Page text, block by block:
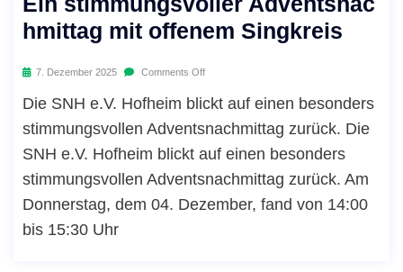
hmittag mit offenem Singkreis
7. Dezember 2025 Comments Off
Die SNH e.V. Hofheim blickt auf einen besonders
stimmungsvollen Adventsnachmittag zurück. Die
SNH e.V. Hofheim blickt auf einen besonders
stimmungsvollen Adventsnachmittag zurück. Am
Donnerstag, dem 04. Dezember, fand von 14:00
bis 15:30 Uhr